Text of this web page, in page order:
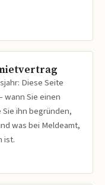
Diese Seite
wann Sie einen
ihn begründen,
was bei Meldeamt,
ist.